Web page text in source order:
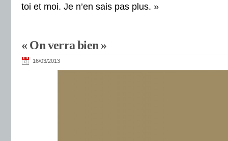
toi et moi. Je n’en sais pas plus. »
« On verra bien »
16/03/2013